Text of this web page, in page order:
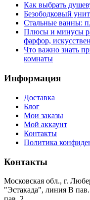
Как выбрать
Безободковый
Стальные ванны:
Плюсы и минусы
фарфор,
Что важно знать
комнаты
Информация
Доставка
Блог
Мои заказы
Мой аккаунт
Контакты
Политика
Контакты
Московская обл., г.
"Эстакада", линия В